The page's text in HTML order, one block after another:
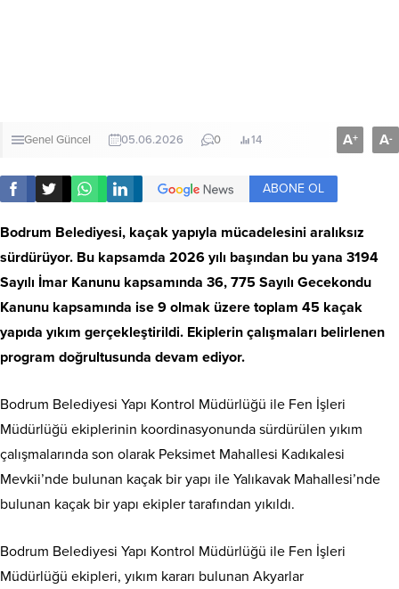
Genel Güncel 05.06.2026 0 14 A+ A-
ABONE OL
Bodrum Belediyesi, kaçak yapıyla mücadelesini aralıksız
sürdürüyor. Bu kapsamda 2026 yılı başından bu yana 3194
Sayılı İmar Kanunu kapsamında 36, 775 Sayılı Gecekondu
Kanunu kapsamında ise 9 olmak üzere toplam 45 kaçak
yapıda yıkım gerçekleştirildi. Ekiplerin çalışmaları belirlenen
program doğrultusunda devam ediyor.
Bodrum Belediyesi Yapı Kontrol Müdürlüğü ile Fen İşleri
Müdürlüğü ekiplerinin koordinasyonunda sürdürülen yıkım
çalışmalarında son olarak Peksimet Mahallesi Kadıkalesi
Mevkii’nde bulunan kaçak bir yapı ile Yalıkavak Mahallesi’nde
bulunan kaçak bir yapı ekipler tarafından yıkıldı.
Bodrum Belediyesi Yapı Kontrol Müdürlüğü ile Fen İşleri
Müdürlüğü ekipleri, yıkım kararı bulunan Akyarlar